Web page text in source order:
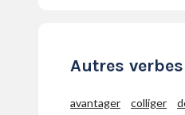
Autres
avantager colliger